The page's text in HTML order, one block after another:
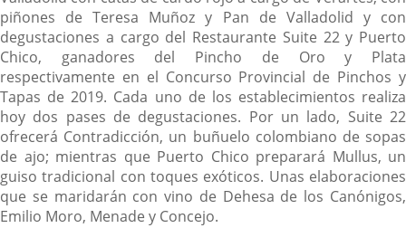
piñones de Teresa Muñoz y Pan de Valladolid y con
degustaciones a cargo del Restaurante Suite 22 y Puerto
Chico, ganadores del Pincho de Oro y Plata
respectivamente en el Concurso Provincial de Pinchos y
Tapas de 2019. Cada uno de los establecimientos realiza
hoy dos pases de degustaciones. Por un lado, Suite 22
ofrecerá Contradicción, un buñuelo colombiano de sopas
de ajo; mientras que Puerto Chico preparará Mullus, un
guiso tradicional con toques exóticos. Unas elaboraciones
que se maridarán con vino de Dehesa de los Canónigos,
Emilio Moro, Menade y Concejo.